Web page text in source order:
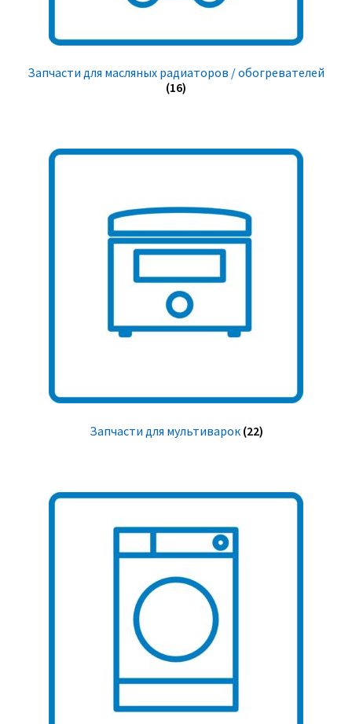
Запчасти для масляных радиаторов / обогревателей
(16)
Запчасти для мультиварок (22)